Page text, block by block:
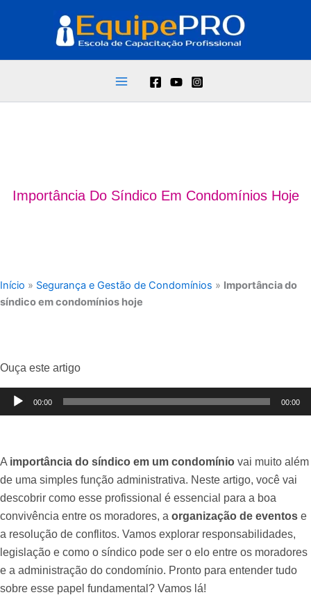
conteúdo
Importância Do Síndico Em Condomínios Hoje
Início » Segurança e Gestão de Condomínios » Importância do
síndico em condomínios hoje
Ouça este artigo
Tocador
de
00:00 00:00
A importância do síndico em um condomínio vai muito além
de uma simples função administrativa. Neste artigo, você vai
descobrir como esse profissional é essencial para a boa
convivência entre os moradores, a organização de eventos e
a resolução de conflitos. Vamos explorar responsabilidades,
legislação e como o síndico pode ser o elo entre os moradores
e a administração do condomínio. Pronto para entender tudo
sobre esse papel fundamental? Vamos lá!